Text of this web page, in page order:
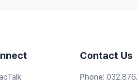
Contact Us
Phone: